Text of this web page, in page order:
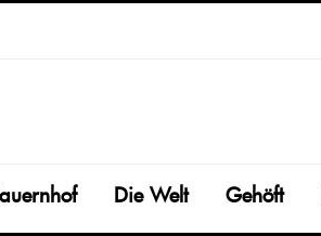
Die Welt Gehöft